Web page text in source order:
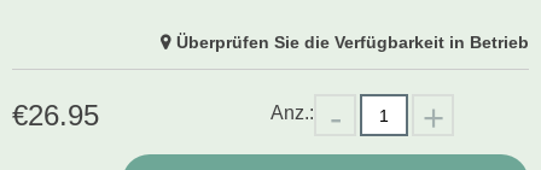
Überprüfen Sie die Verfügbarkeit in Betrieb
€26.95 Anz.: